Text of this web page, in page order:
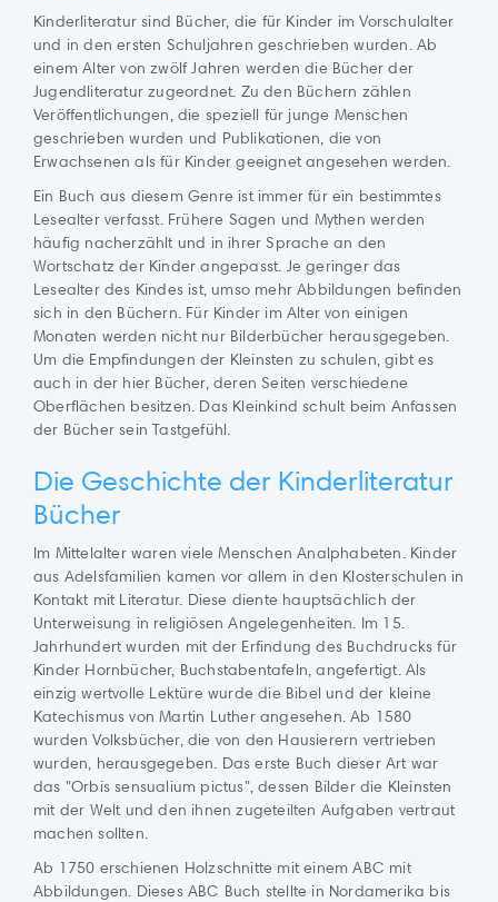
Kinderliteratur sind Bücher, die für Kinder im Vorschulalter
und in den ersten Schuljahren geschrieben wurden. Ab
einem Alter von zwölf Jahren werden die Bücher der
Jugendliteratur zugeordnet. Zu den Büchern zählen
Veröffentlichungen, die speziell für junge Menschen
geschrieben wurden und Publikationen, die von
Erwachsenen als für Kinder geeignet angesehen werden.
Ein Buch aus diesem Genre ist immer für ein bestimmtes
Lesealter verfasst. Frühere Sagen und Mythen werden
häufig nacherzählt und in ihrer Sprache an den
Wortschatz der Kinder angepasst. Je geringer das
Lesealter des Kindes ist, umso mehr Abbildungen befinden
sich in den Büchern. Für Kinder im Alter von einigen
Monaten werden nicht nur Bilderbücher herausgegeben.
Um die Empfindungen der Kleinsten zu schulen, gibt es
auch in der hier Bücher, deren Seiten verschiedene
Oberflächen besitzen. Das Kleinkind schult beim Anfassen
der Bücher sein Tastgefühl.
Die Geschichte der Kinderliteratur
Bücher
Im Mittelalter waren viele Menschen Analphabeten. Kinder
aus Adelsfamilien kamen vor allem in den Klosterschulen in
Kontakt mit Literatur. Diese diente hauptsächlich der
Unterweisung in religiösen Angelegenheiten. Im 15.
Jahrhundert wurden mit der Erfindung des Buchdrucks für
Kinder Hornbücher, Buchstabentafeln, angefertigt. Als
einzig wertvolle Lektüre wurde die Bibel und der kleine
Katechismus von Martin Luther angesehen. Ab 1580
wurden Volksbücher, die von den Hausierern vertrieben
wurden, herausgegeben. Das erste Buch dieser Art war
das "Orbis sensualium pictus", dessen Bilder die Kleinsten
mit der Welt und den ihnen zugeteilten Aufgaben vertraut
machen sollten.
Ab 1750 erschienen Holzschnitte mit einem ABC mit
Abbildungen. Dieses ABC Buch stellte in Nordamerika bis